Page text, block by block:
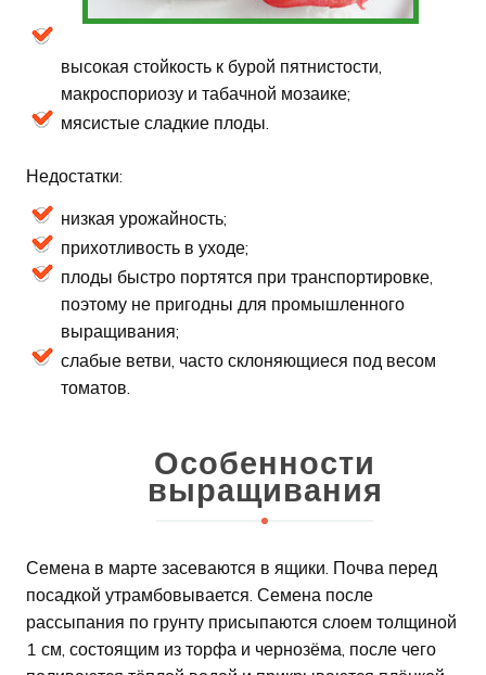
высокая стойкость к бурой пятнистости,
макроспориозу и табачной мозаике;
мясистые сладкие плоды.
Недостатки:
низкая урожайность;
прихотливость в уходе;
плоды быстро портятся при транспортировке,
поэтому не пригодны для промышленного
выращивания;
слабые ветви, часто склоняющиеся под весом
томатов.
Особенности
выращивания
Семена в марте засеваются в ящики. Почва перед
посадкой утрамбовывается. Семена после
рассыпания по грунту присыпаются слоем толщиной
1 см, состоящим из торфа и чернозёма, после чего